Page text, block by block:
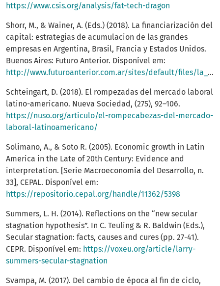
https://www.csis.org/analysis/fat-tech-dragon
Shorr, M., & Wainer, A. (Eds.) (2018). La financiarización del
capital: estrategias de acumulacion de las grandes
empresas en Argentina, Brasil, Francia y Estados Unidos.
Buenos Aires: Futuro Anterior. Disponível em:
http://www.futuroanterior.com.ar/sites/default/files/la_financiarizacion_del_capital_0.pdf
Schteingart, D. (2018). El rompezadas del mercado laboral
latino-americano. Nueva Sociedad, (275), 92–106.
https://nuso.org/articulo/el-rompecabezas-del-mercado-
laboral-latinoamericano/
Solimano, A., & Soto R. (2005). Economic growth in Latin
America in the Late of 20th Century: Evidence and
interpretation. [Serie Macroeconomía del Desarrollo, n.
33], CEPAL. Disponível em:
https://repositorio.cepal.org/handle/11362/5398
Summers, L. H. (2014). Reflections on the “new secular
stagnation hypothesis”. In C. Teuling & R. Baldwin (Eds.),
Secular stagnation: facts, causes and cures (pp. 27-41).
CEPR. Disponível em: https://voxeu.org/article/larry-
summers-secular-stagnation
Svampa, M. (2017). Del cambio de época al fin de ciclo,